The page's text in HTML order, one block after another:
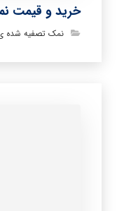
خرید و قیمت
نمک تصفیه شده